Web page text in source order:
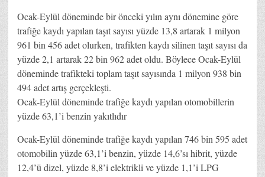
Ocak-Eylül döneminde bir önceki yılın aynı dönemine göre
trafiğe kaydı yapılan taşıt sayısı yüzde 13,8 artarak 1 milyon
961 bin 456 adet olurken, trafikten kaydı silinen taşıt sayısı da
yüzde 2,1 artarak 22 bin 962 adet oldu. Böylece Ocak-Eylül
döneminde trafikteki toplam taşıt sayısında 1 milyon 938 bin
494 adet artış gerçekleşti.
Ocak-Eylül döneminde trafiğe kaydı yapılan otomobillerin
yüzde 63,1’i benzin yakıtlıdır
Ocak-Eylül döneminde trafiğe kaydı yapılan 746 bin 595 adet
otomobilin yüzde 63,1’i benzin, yüzde 14,6’sı hibrit, yüzde
12,4’ü dizel, yüzde 8,8’i elektrikli ve yüzde 1,1’i LPG